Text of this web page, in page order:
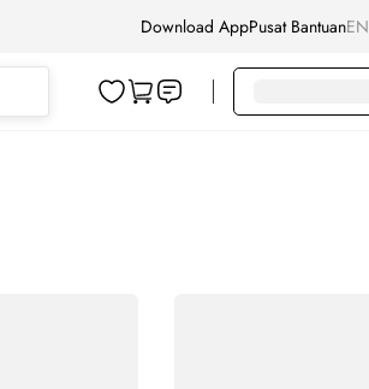
Download AppPusat BantuanEN